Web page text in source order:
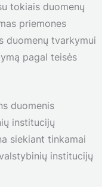
tokiais duomenų
priemones
duomenų tvarkymui
pagal teisės
duomenis
institucijų
siekiant tinkamai
institucijų